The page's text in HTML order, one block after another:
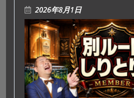
2026年8月1日